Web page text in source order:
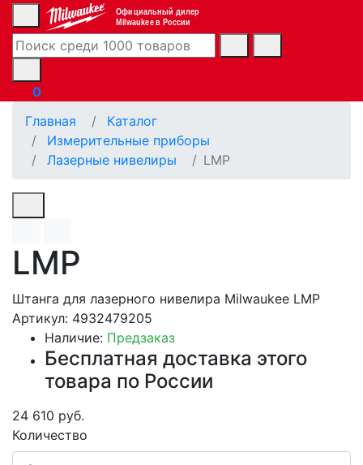
Официальный дилер
Milwaukee в России
0
Главная
Каталог
Измерительные приборы
Лазерные нивелиры
LMP
LMP
Штанга для лазерного нивелира Milwaukee LMP
Артикул: 4932479205
Наличие: Предзаказ
Бесплатная доставка этого
товара по России
24 610 руб.
Количество